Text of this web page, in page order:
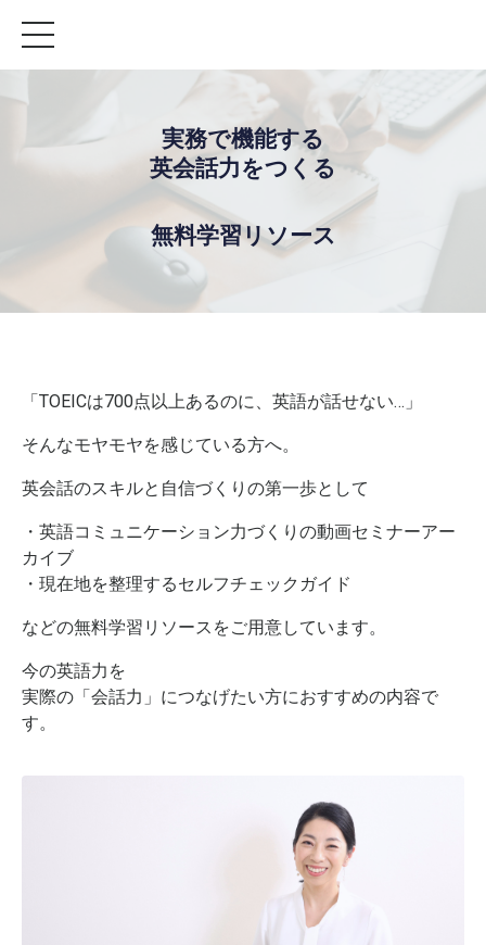
実務で機能する
英会話力をつくる
無料学習リソース
「TOEICは700点以上あるのに、英語が話せない…」
そんなモヤモヤを感じている方へ。
英会話のスキルと自信づくりの第一歩として
・英語コミュニケーション力づくりの動画セミナーアー
カイブ
・現在地を整理するセルフチェックガイド
などの無料学習リソースをご用意しています。
今の英語力を
実際の「会話力」につなげたい方におすすめの内容で
す。